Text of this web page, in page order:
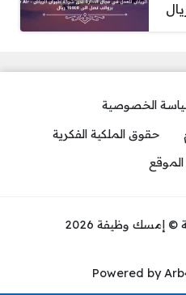
الخصوصية
حقوق الملكية الفكرية
وظيفة 2026
Powered by